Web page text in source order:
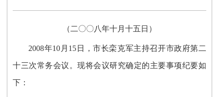
（二〇〇八年十月十五日）
2008年10月15日，市长栾克军主持召开市政府第二
十三次常务会议。现将会议研究确定的主要事项纪要如
下：